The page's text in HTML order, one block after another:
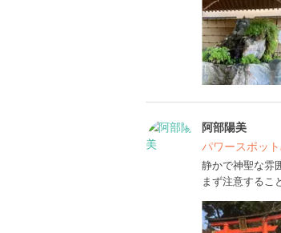
阿部陽美
パワースポッ
静かで神聖な雰
まず注意するこ